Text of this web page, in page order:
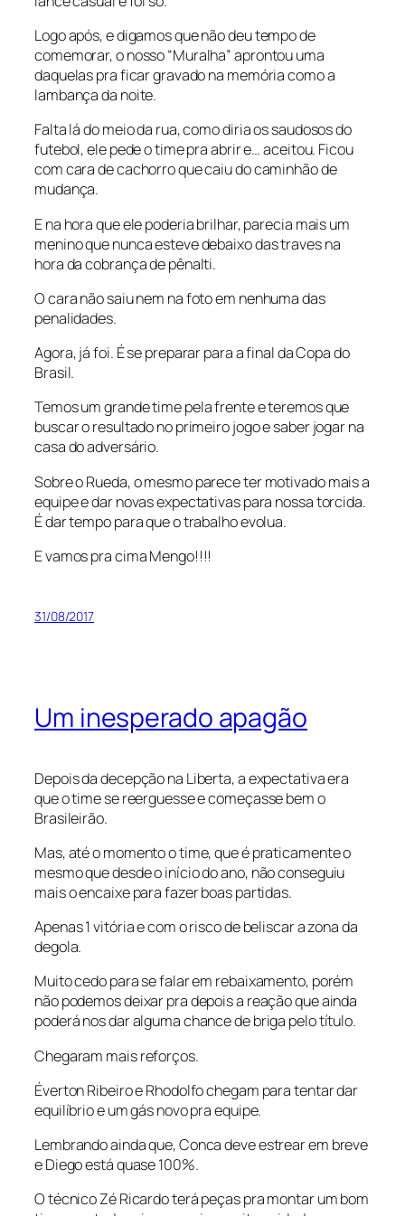
Logo após, e digamos que não deu tempo de
comemorar, o nosso “Muralha” aprontou uma
daquelas pra ficar gravado na memória como a
lambança da noite.
Falta lá do meio da rua, como diria os saudosos do
futebol, ele pede o time pra abrir e… aceitou. Ficou
com cara de cachorro que caiu do caminhão de
mudança.
E na hora que ele poderia brilhar, parecia mais um
menino que nunca esteve debaixo das traves na
hora da cobrança de pênalti.
O cara não saiu nem na foto em nenhuma das
penalidades.
Agora, já foi. É se preparar para a final da Copa do
Brasil.
Temos um grande time pela frente e teremos que
buscar o resultado no primeiro jogo e saber jogar na
casa do adversário.
Sobre o Rueda, o mesmo parece ter motivado mais a
equipe e dar novas expectativas para nossa torcida.
É dar tempo para que o trabalho evolua.
E vamos pra cima Mengo!!!!
31/08/2017
Um inesperado apagão
Depois da decepção na Liberta, a expectativa era
que o time se reerguesse e começasse bem o
Brasileirão.
Mas, até o momento o time, que é praticamente o
mesmo que desde o início do ano, não conseguiu
mais o encaixe para fazer boas partidas.
Apenas 1 vitória e com o risco de beliscar a zona da
degola.
Muito cedo para se falar em rebaixamento, porém
não podemos deixar pra depois a reação que ainda
poderá nos dar alguma chance de briga pelo título.
Chegaram mais reforços.
Éverton Ribeiro e Rhodolfo chegam para tentar dar
equilíbrio e um gás novo pra equipe.
Lembrando ainda que, Conca deve estrear em breve
e Diego está quase 100%.
O técnico Zé Ricardo terá peças pra montar um bom